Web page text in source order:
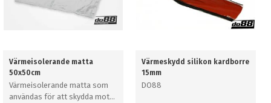
Värmeisolerande matta
50x50cm
​Värmeisolerande matta som
användas för att skydda mot
Värmeskydd silikon kardborre
15mm
DO88